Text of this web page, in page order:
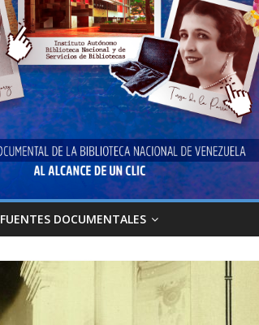
FUENTES DOCUMENTALES